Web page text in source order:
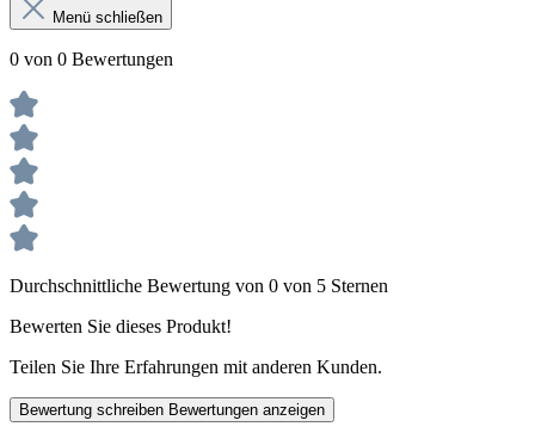
Menü schließen
0 von 0 Bewertungen
Durchschnittliche Bewertung von 0 von 5 Sternen
Bewerten Sie dieses Produkt!
Teilen Sie Ihre Erfahrungen mit anderen Kunden.
Bewertung schreiben Bewertungen anzeigen